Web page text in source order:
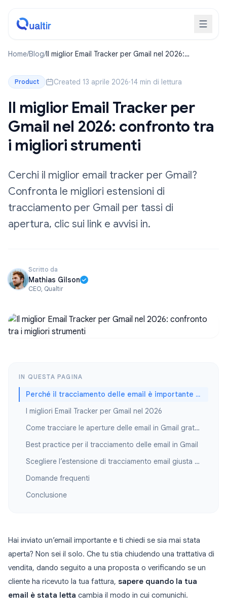
Home/Blog/Il miglior Email Tracker per Gmail nel 2026:
Product Created 13 aprile 2026·14 min di lettura
Il miglior Email Tracker per
Gmail nel 2026: confronto tra
i migliori strumenti
Cerchi il miglior email tracker per Gmail?
Confronta le migliori estensioni di
tracciamento per Gmail per tassi di
apertura, clic sui link e avvisi in.
Scritto da
Mathias Gilson
CEO, Qualtir
IN QUESTA PAGINA
Perché il tracciamento delle email è importante per gli utenti Gmail
I migliori Email Tracker per Gmail nel 2026
Come tracciare le aperture delle email in Gmail gratuitamente
Best practice per il tracciamento delle email in Gmail
Scegliere l’estensione di tracciamento email giusta per Gmail
Domande frequenti
Conclusione
Hai inviato un’email importante e ti chiedi se sia mai stata
aperta? Non sei il solo. Che tu stia chiudendo una trattativa di
vendita, dando seguito a una proposta o verificando se un
cliente ha ricevuto la tua fattura, sapere quando la tua
email è stata letta cambia il modo in cui comunichi.